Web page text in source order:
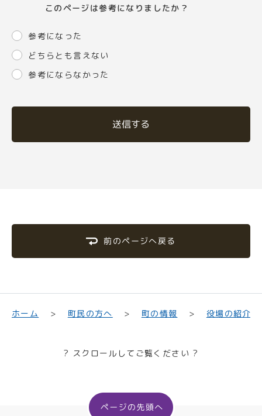
このページは参考になりましたか？
参考になった
どちらとも言えない
参考にならなかった
送信する
前のページへ戻る
ホーム 町民の方へ 町の情報 役場の紹介
? スクロールしてご覧ください ?